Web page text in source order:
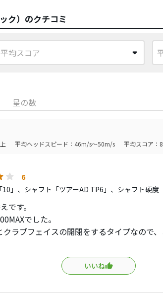
ク）のクチコミ
星の数
平均ヘッドスピード：46m/s～50m/s 平均スコア：
6
10」、シャフト「ツアーAD TP6」、シャフト硬度
です。
でした。
クラブフェイスの開閉をするタイプなので
の短いコンパクトドライバーを購入してみ
だ！と言うほど、方向性もコントロールも
いいね